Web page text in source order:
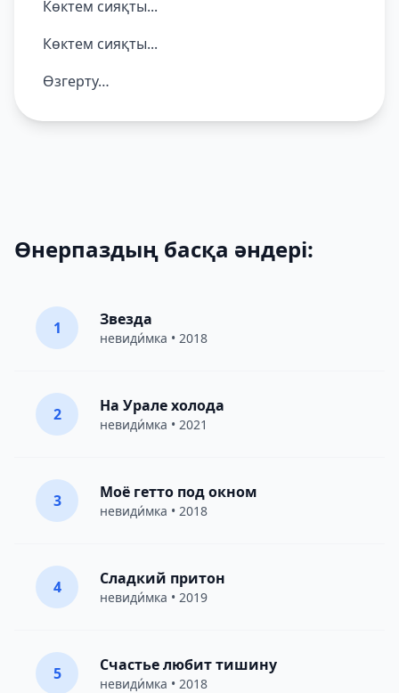
Көктем сияқты...
Көктем сияқты...
Өзгерту…
Өнерпаздың басқа әндері:
1 Звезда
невиди́мка • 2018
2 На Урале холода
невиди́мка • 2021
3 Моё гетто под окном
невиди́мка • 2018
4 Сладкий притон
невиди́мка • 2019
5 Счастье любит тишину
невиди́мка • 2018